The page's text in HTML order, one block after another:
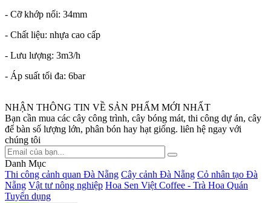
- Cỡ khớp nối: 34mm
- Chất liệu: nhựa cao cấp
- Lưu lượng: 3m3/h
- Áp suất tối đa: 6bar
NHẬN THÔNG TIN VỀ SẢN PHẨM MỚI NHẤT
Bạn cần mua các cây công trình, cây bóng mát, thi công dự án, cây
để bàn số lượng lớn, phân bón hay hạt giống. liên hệ ngay với
chúng tôi
Danh Mục
Thi công cảnh quan Đà Nẵng Cây cảnh Đà Nẵng Cỏ nhân tạo Đà
Nẵng Vật tư nông nghiệp Hoa Sen Việt Coffee - Trà Hoa Quán
Tuyển dụng